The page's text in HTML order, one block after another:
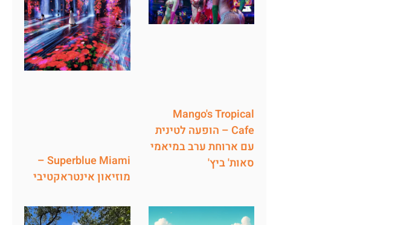
Mango's Tropical
Cafe – הופעה לטינית
עם ארוחת ערב במיאמי
סאות' ביץ'
Superblue Miami –
מוזיאון אינטראקטיבי